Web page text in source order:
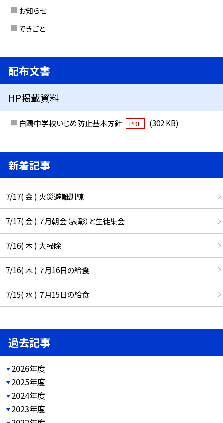
お知らせ
できごと
配布文書
HP掲載資料
白鷗中学校いじめ防止基本方針 PDF (302 KB)
新着記事
7/17( 金 ) 火災避難訓練
7/17( 金 ) ７月朝会（表彰）と生徒集会
7/16( 木 ) 大掃除
7/16( 木 ) ７月16日の給食
7/15( 水 ) ７月15日の給食
過去記事
2026年度
2025年度
2024年度
2023年度